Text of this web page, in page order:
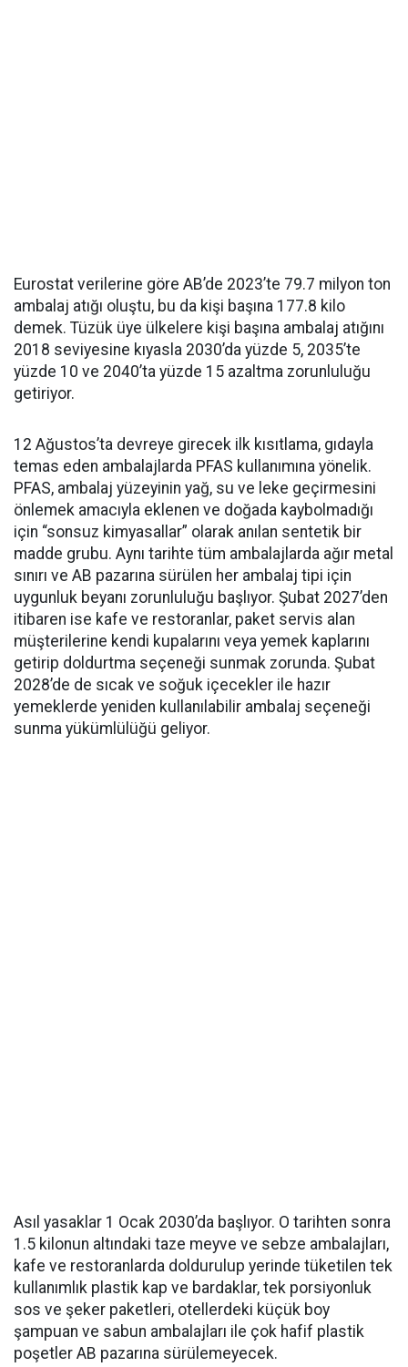
Eurostat verilerine göre AB’de 2023’te 79.7 milyon ton
ambalaj atığı oluştu, bu da kişi başına 177.8 kilo
demek. Tüzük üye ülkelere kişi başına ambalaj atığını
2018 seviyesine kıyasla 2030’da yüzde 5, 2035’te
yüzde 10 ve 2040’ta yüzde 15 azaltma zorunluluğu
getiriyor.
12 Ağustos’ta devreye girecek ilk kısıtlama, gıdayla
temas eden ambalajlarda PFAS kullanımına yönelik.
PFAS, ambalaj yüzeyinin yağ, su ve leke geçirmesini
önlemek amacıyla eklenen ve doğada kaybolmadığı
için “sonsuz kimyasallar” olarak anılan sentetik bir
madde grubu. Aynı tarihte tüm ambalajlarda ağır metal
sınırı ve AB pazarına sürülen her ambalaj tipi için
uygunluk beyanı zorunluluğu başlıyor. Şubat 2027’den
itibaren ise kafe ve restoranlar, paket servis alan
müşterilerine kendi kupalarını veya yemek kaplarını
getirip doldurtma seçeneği sunmak zorunda. Şubat
2028’de de sıcak ve soğuk içecekler ile hazır
yemeklerde yeniden kullanılabilir ambalaj seçeneği
sunma yükümlülüğü geliyor.
Asıl yasaklar 1 Ocak 2030’da başlıyor. O tarihten sonra
1.5 kilonun altındaki taze meyve ve sebze ambalajları,
kafe ve restoranlarda doldurulup yerinde tüketilen tek
kullanımlık plastik kap ve bardaklar, tek porsiyonluk
sos ve şeker paketleri, otellerdeki küçük boy
şampuan ve sabun ambalajları ile çok hafif plastik
poşetler AB pazarına sürülemeyecek.